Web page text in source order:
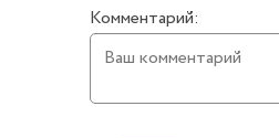
Комментарий: